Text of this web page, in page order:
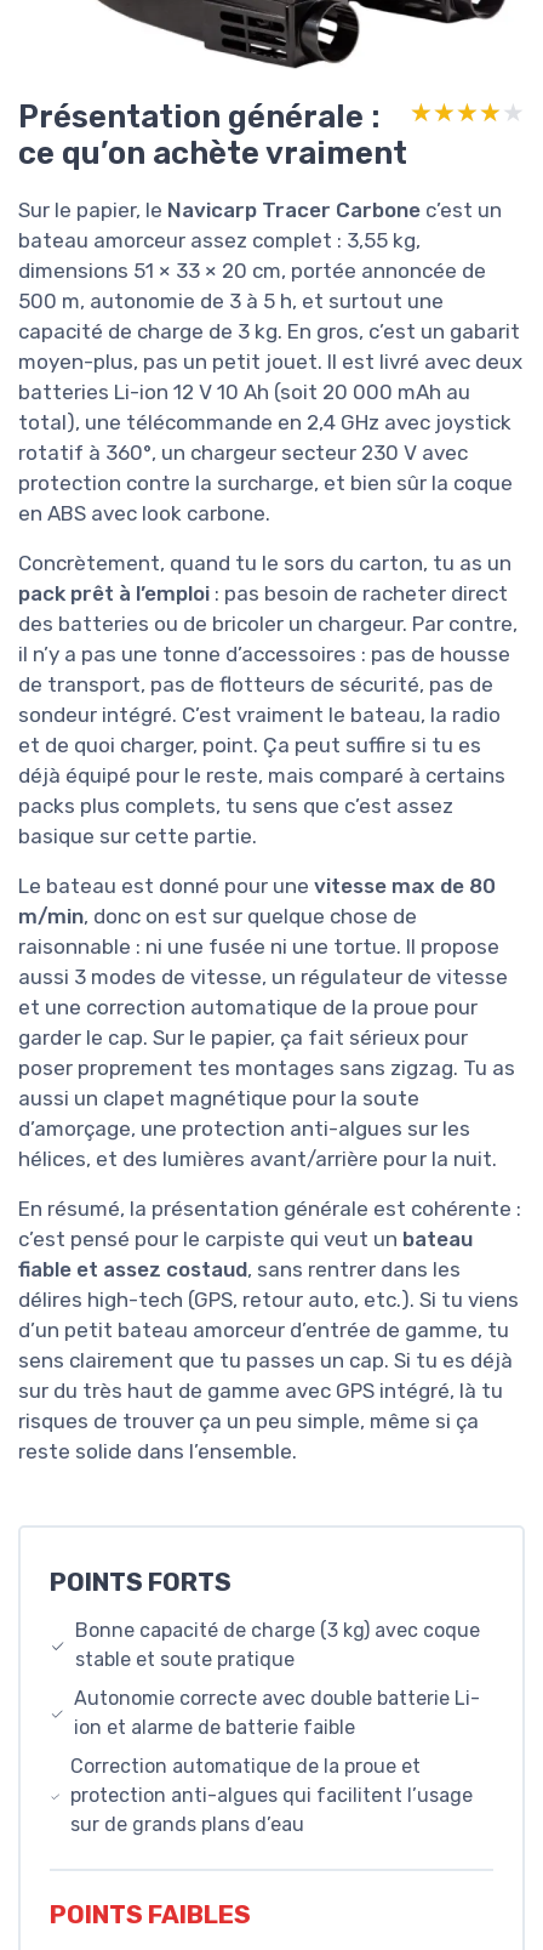
Présentation générale :
ce qu’on achète vraiment
★★★★★
★★★★★
Sur le papier, le Navicarp Tracer Carbone c’est un
bateau amorceur assez complet : 3,55 kg,
dimensions 51 × 33 × 20 cm, portée annoncée de
500 m, autonomie de 3 à 5 h, et surtout une
capacité de charge de 3 kg. En gros, c’est un gabarit
moyen-plus, pas un petit jouet. Il est livré avec deux
batteries Li-ion 12 V 10 Ah (soit 20 000 mAh au
total), une télécommande en 2,4 GHz avec joystick
rotatif à 360°, un chargeur secteur 230 V avec
protection contre la surcharge, et bien sûr la coque
en ABS avec look carbone.
Concrètement, quand tu le sors du carton, tu as un
pack prêt à l’emploi : pas besoin de racheter direct
des batteries ou de bricoler un chargeur. Par contre,
il n’y a pas une tonne d’accessoires : pas de housse
de transport, pas de flotteurs de sécurité, pas de
sondeur intégré. C’est vraiment le bateau, la radio
et de quoi charger, point. Ça peut suffire si tu es
déjà équipé pour le reste, mais comparé à certains
packs plus complets, tu sens que c’est assez
basique sur cette partie.
Le bateau est donné pour une vitesse max de 80
m/min, donc on est sur quelque chose de
raisonnable : ni une fusée ni une tortue. Il propose
aussi 3 modes de vitesse, un régulateur de vitesse
et une correction automatique de la proue pour
garder le cap. Sur le papier, ça fait sérieux pour
poser proprement tes montages sans zigzag. Tu as
aussi un clapet magnétique pour la soute
d’amorçage, une protection anti-algues sur les
hélices, et des lumières avant/arrière pour la nuit.
En résumé, la présentation générale est cohérente :
c’est pensé pour le carpiste qui veut un bateau
fiable et assez costaud, sans rentrer dans les
délires high-tech (GPS, retour auto, etc.). Si tu viens
d’un petit bateau amorceur d’entrée de gamme, tu
sens clairement que tu passes un cap. Si tu es déjà
sur du très haut de gamme avec GPS intégré, là tu
risques de trouver ça un peu simple, même si ça
reste solide dans l’ensemble.
POINTS FORTS
Bonne capacité de charge (3 kg) avec coque
stable et soute pratique
Autonomie correcte avec double batterie Li-
ion et alarme de batterie faible
Correction automatique de la proue et
protection anti-algues qui facilitent l’usage
sur de grands plans d’eau
POINTS FAIBLES